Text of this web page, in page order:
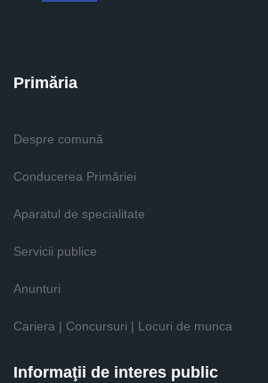
Primăria
Despre comună
Conducerea Primăriei
Aparatul de specialitate
Servicii publice
Anunturi
Cariera | Concursuri | Locuri de munca
Informaţii de interes public